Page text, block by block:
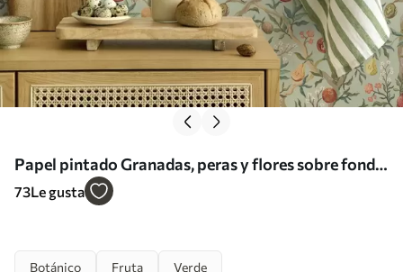
Papel pintado Granadas, peras y flores sobre fondo
verde pálido Nr. a00465
73Le gusta
Botánico Fruta Verde